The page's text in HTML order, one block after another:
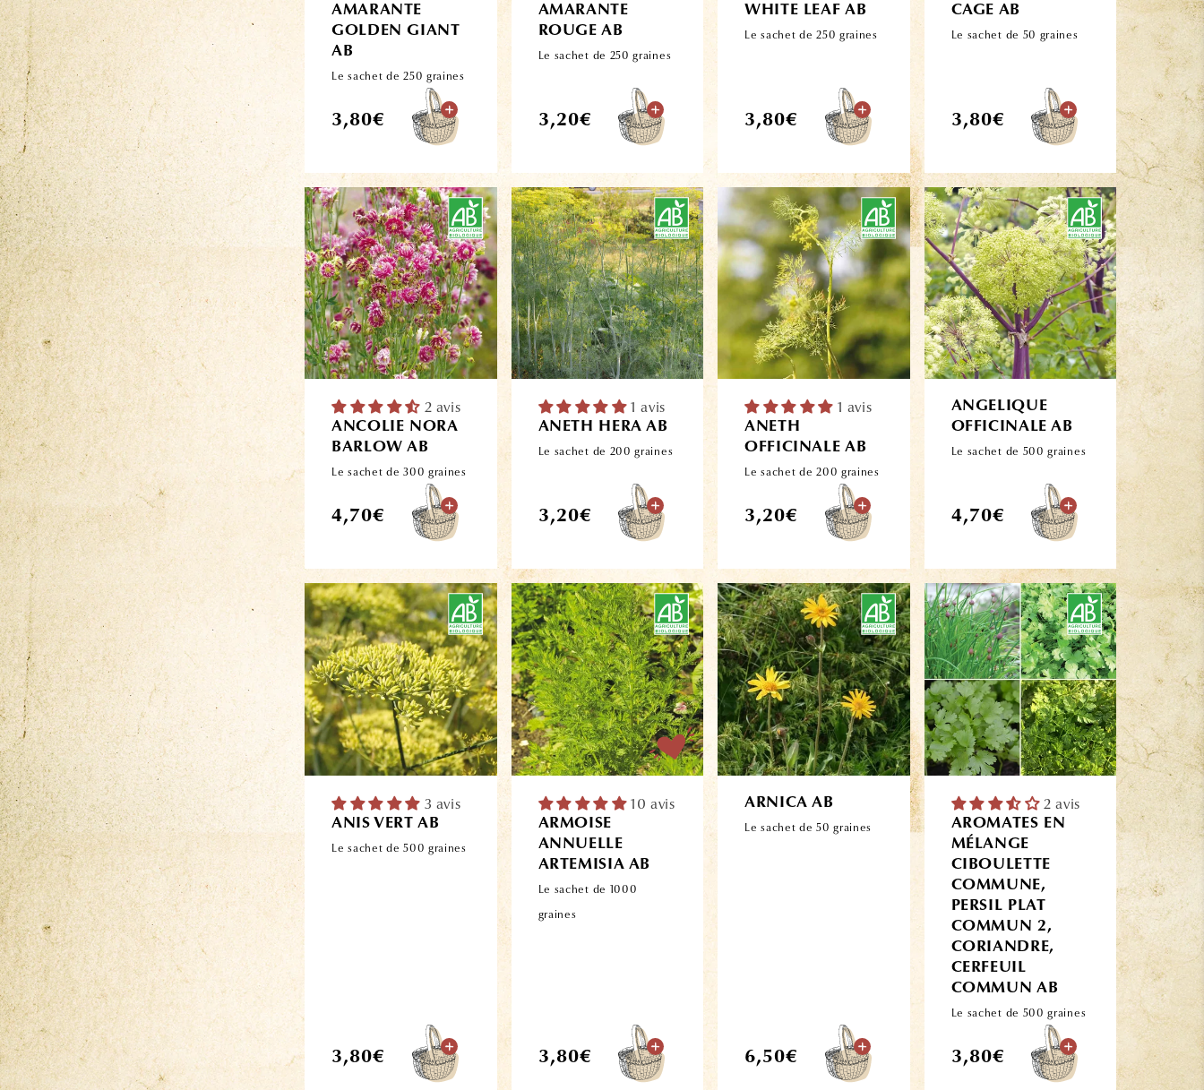
AMARANTE
GOLDEN GIANT
AB
Le sachet de 250 graines
Prix
3,80€
AMARANTE
ROUGE AB
Le sachet de 250 graines
Prix
3,20€
WHITE LEAF AB
Le sachet de 250 graines
Prix
3,80€
CAGE AB
Le sachet de 50 graines
Prix
3,80€
2 avis
ANCOLIE NORA
BARLOW AB
Le sachet de 300 graines
Prix
4,70€
1 avis
ANETH HERA AB
Le sachet de 200 graines
Prix
3,20€
1 avis
ANETH
OFFICINALE AB
Le sachet de 200 graines
Prix
3,20€
ANGELIQUE
OFFICINALE AB
Le sachet de 500 graines
Prix
4,70€
3 avis
ANIS VERT AB
Le sachet de 500 graines
Prix
3,80€
10 avis
ARMOISE
ANNUELLE
ARTEMISIA AB
Le sachet de 1000
graines
Prix
3,80€
ARNICA AB
Le sachet de 50 graines
Prix
6,50€
2 avis
AROMATES EN
MÉLANGE
CIBOULETTE
COMMUNE,
PERSIL PLAT
COMMUN 2,
CORIANDRE,
CERFEUIL
COMMUN AB
Le sachet de 500 graines
Prix
3,80€